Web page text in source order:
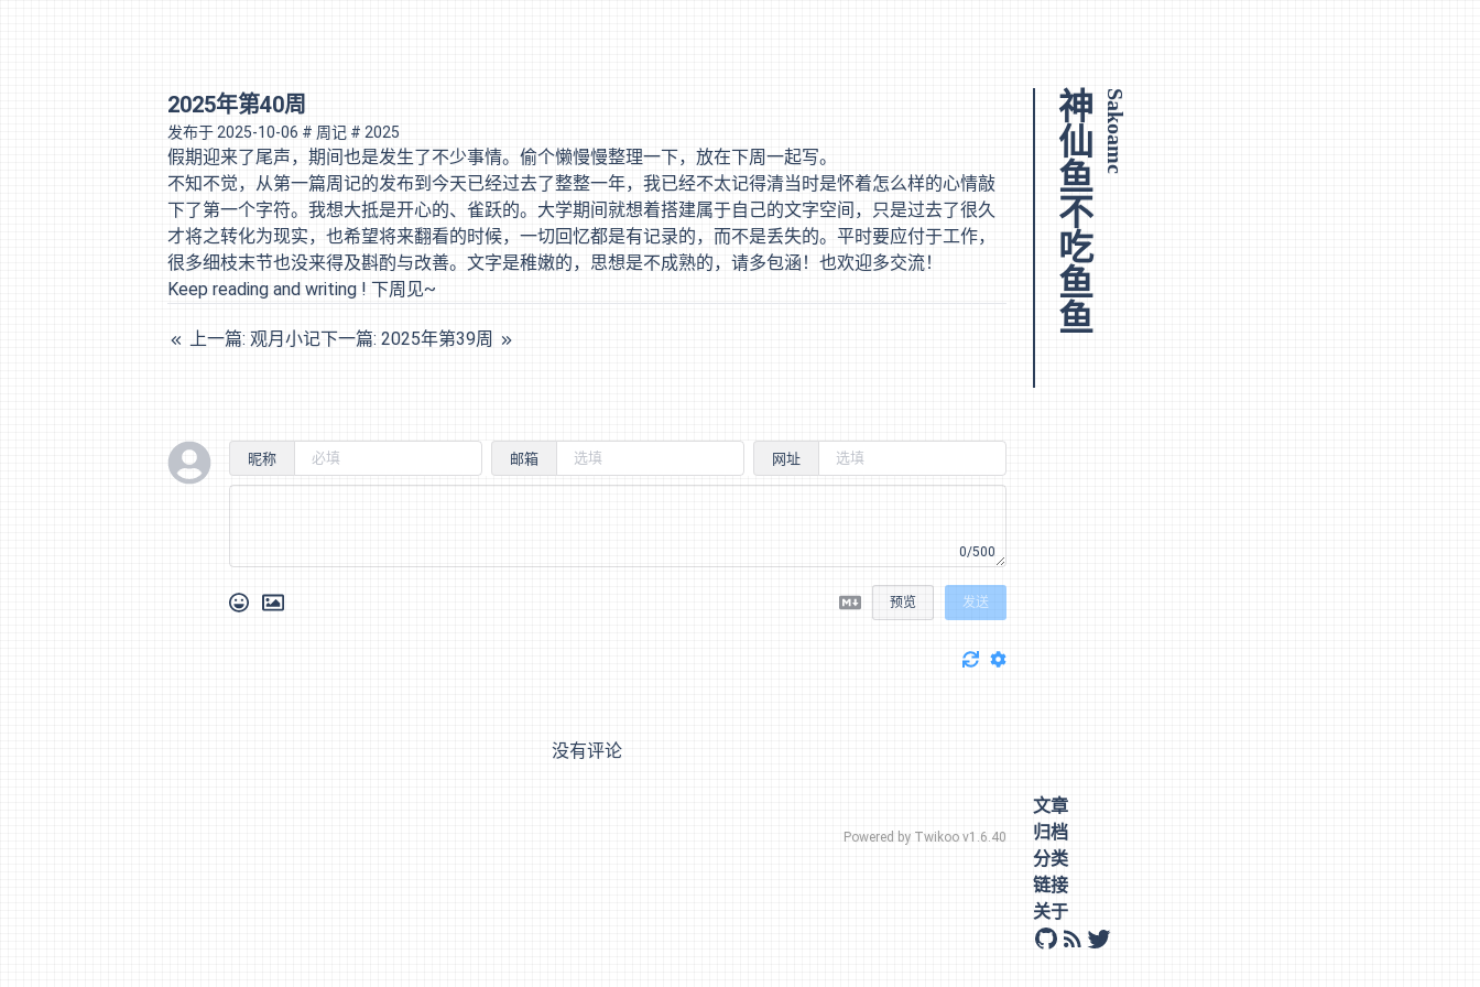
Sakoamc
神仙鱼不吃鱼鱼
文章
归档
分类
链接
关于
github
rss twitter
2025年第40周
发布于 2025-10-06 # 周记 # 2025
假期迎来了尾声，期间也是发生了不少事情。偷个懒慢慢整理一下，放在下周一起写。
不知不觉，从第一篇周记的发布到今天已经过去了整整一年，我已经不太记得清当时是怀着怎么样的心情敲
下了第一个字符。我想大抵是开心的、雀跃的。大学期间就想着搭建属于自己的文字空间，只是过去了很久
才将之转化为现实，也希望将来翻看的时候，一切回忆都是有记录的，而不是丢失的。平时要应付于工作，
很多细枝末节也没来得及斟酌与改善。文字是稚嫩的，思想是不成熟的，请多包涵！也欢迎多交流！
Keep reading and writing ! 下周见~
上一篇: 观月小记下一篇: 2025年第39周
昵称 邮箱 网址
0/500
预览 发送
没有评论
Powered by Twikoo v1.6.40